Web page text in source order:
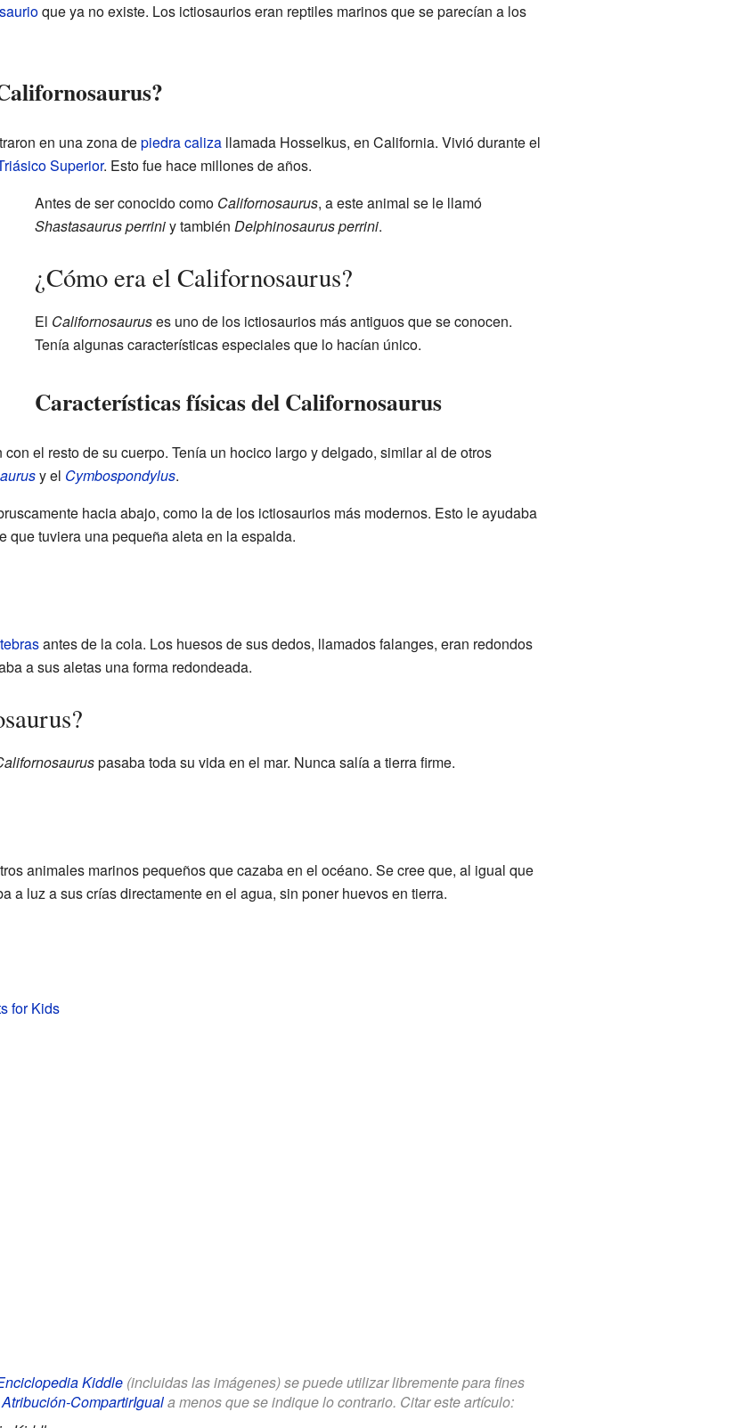
que ya no existe. Los ictiosaurios eran reptiles marinos que se parecían a los
en una zona depiedra calizallamada Hosselkus, en California. Vivió durante el
Superior. Esto fue hace millones de años.
Antes de ser conocido como Californosaurus, a este animal se le llamó
Shastasaurus perriniy también Delphinosaurus perrini.
¿Cómo era el Californosaurus?
El Californosauruses uno de los ictiosaurios más antiguos que se conocen.
Tenía algunas características especiales que lo hacían único.
Características físicas del Californosaurus
el resto de su cuerpo. Tenía un hocico largo y delgado, similar al de otros
y el Cymbospondylus.
hacia abajo, como la de los ictiosaurios más modernos. Esto le ayudaba
que tuviera una pequeña aleta en la espalda.
antes de la cola. Los huesos de sus dedos, llamados falanges, eran redondos
a sus aletas una forma redondeada.
pasaba toda su vida en el mar. Nunca salía a tierra firme.
animales marinos pequeños que cazaba en el océano. Se cree que, al igual que
a luz a sus crías directamente en el agua, sin poner huevos en tierra.
for Kids
Kiddle(incluidas las imágenes) se puede utilizar libremente para fines
Atribución-CompartirIguala menos que se indique lo contrario. Citar este artículo: